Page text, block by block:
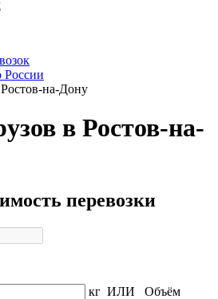
России
Ростов-на-Дону
в Ростов-на-
перевозки
кг ИЛИ Объём